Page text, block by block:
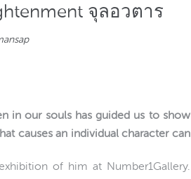
จุลอวตาร
of him at Number1Gallery.
in our souls has guided us to show
causes an individual character can